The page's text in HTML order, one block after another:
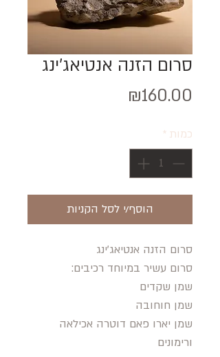
סרום הזנה אנטיאג'ינג
₪160.00
כמות *
הוסף/י לסל הקניות
סרום הזנה אנטיאג'ינג
סרום עשיר במיוחד רכיבים:
שמן שקדים
שמן חוחובה
שמן יארו פאם דוטרה אכילאה
ורימונים